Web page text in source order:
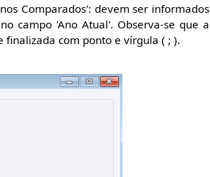
Comparados': devem ser informados
campo 'Ano Atual'. Observa-se que a
com ponto e vírgula ( ; ).